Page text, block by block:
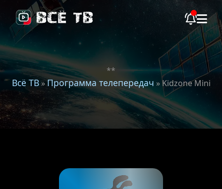
**
Всё ТВ»Программа телепередач » Kidzone Mini